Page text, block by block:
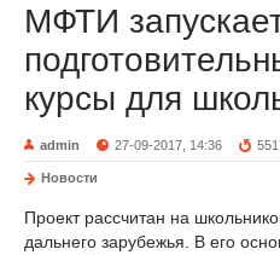
МФТИ
курсы для
admin 27-09-2017, 14:36
Новости
Проект рассчитан на
дальнего зарубежья. В его